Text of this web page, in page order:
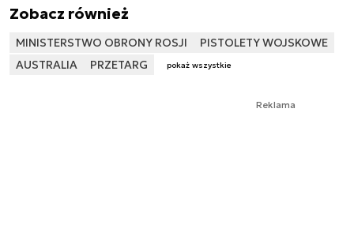
Zobacz również
MINISTERSTWO OBRONY ROSJI
PISTOLETY WOJSKOWE
AUSTRALIA
PRZETARG pokaż wszystkie
Reklama